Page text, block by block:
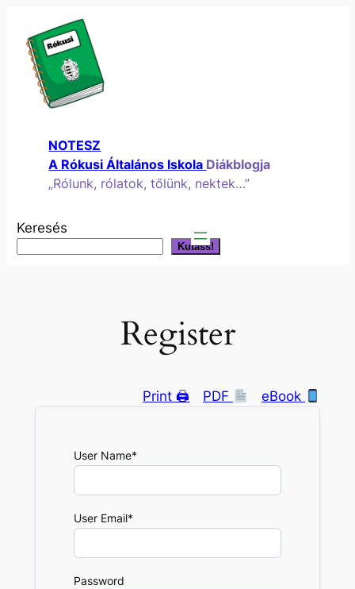
tartalomhoz
NOTESZ
A Rókusi Általános Iskola Diákblogja
„Rólunk, rólatok, tőlünk, nektek…”
Keresés
Kutass!
Register
Print 🖨 PDF eBook
User Name*
User Email*
Password